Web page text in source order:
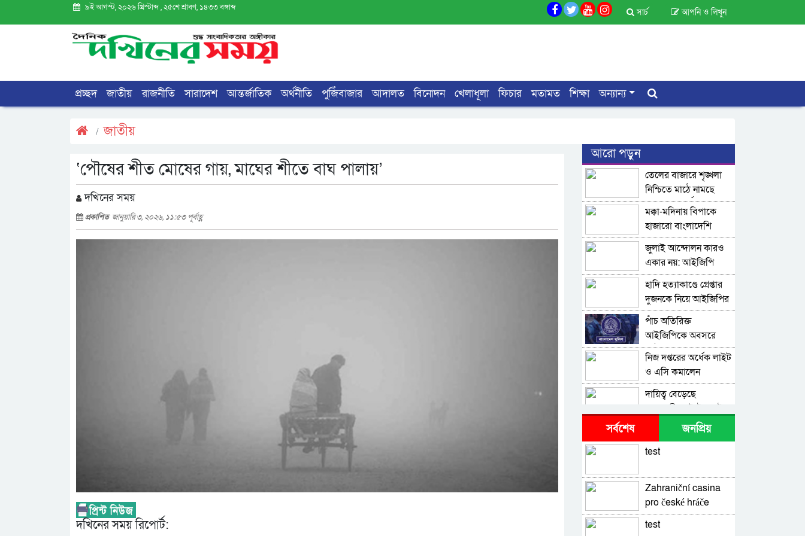
৯ই আগস্ট, ২০২৬ খ্রিস্টাব্দ , ২৫শে শ্রাবণ, ১৪৩৩ বঙ্গাব্দ আপনি ও লিখুন
সার্চ
প্রচ্ছদ জাতীয় রাজনীতি সারাদেশ আন্তর্জাতিক অর্থনীতি পুজিঁবাজার আদালত বিনোদন খেলাধূলা ফিচার মতামত শিক্ষা অন্যান্য
জাতীয়
‘পৌষের শীত মোষের গায়, মাঘের শীতে বাঘ পালায়’
দখিনের সময়
প্রকাশিত জানুয়ারি ৩, ২০২৬, ১১:৫৩ পূর্বাহ্ণ
দখিনের সময় রিপোর্ট:
আরো পড়ুন
তেলের বাজারে শৃঙ্খলা
নিশ্চিতে মাঠে নামছে
মোবাইল কোর্ট
মক্কা-মদিনায় বিপাকে
হাজারো বাংলাদেশি
জুলাই আন্দোলন কারও
একার নয়: আইজিপি
হাদি হত্যাকাণ্ডে গ্রেপ্তার
দুজনকে নিয়ে আইজিপির
বক্তব্য
পাঁচ অতিরিক্ত
আইজিপিকে অবসরে
পাঠাল সরকার
নিজ দপ্তরের অর্ধেক লাইট
ও এসি কমালেন
প্রধানমন্ত্রী
দায়িত্ব বেড়েছে
প্রধানমন্ত্রীর দুই উপদেষ্টার
‘কারিগরি শিক্ষাকে
চাহিদাভিত্তিক করতে
তালিকা তৈরি, শিগগিরই
দেশজুড়ে অভিযান:
স্বরাষ্ট্রমন্ত্রী
প্রধানমন্ত্রীর সঙ্গে আনসার-
ভিডিপি প্রধানের সাক্ষাৎ
সর্বশেষ জনপ্রিয়
test
Zahraniční casina
pro české hráče
test